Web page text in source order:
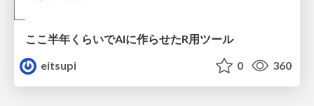
ここ半年くらいでAIに作らせたR用ツール
eitsupi
0 360